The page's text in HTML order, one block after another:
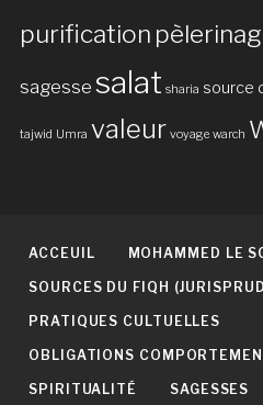
purification
sagesse salat sharia source
tajwid Umra valeur voyage warch
ACCEUIL MOHAMMED LE
SOURCES DU FIQH
PRATIQUES CULTUELLES
OBLIGATIONS
SPIRITUALITÉ SAGESSES